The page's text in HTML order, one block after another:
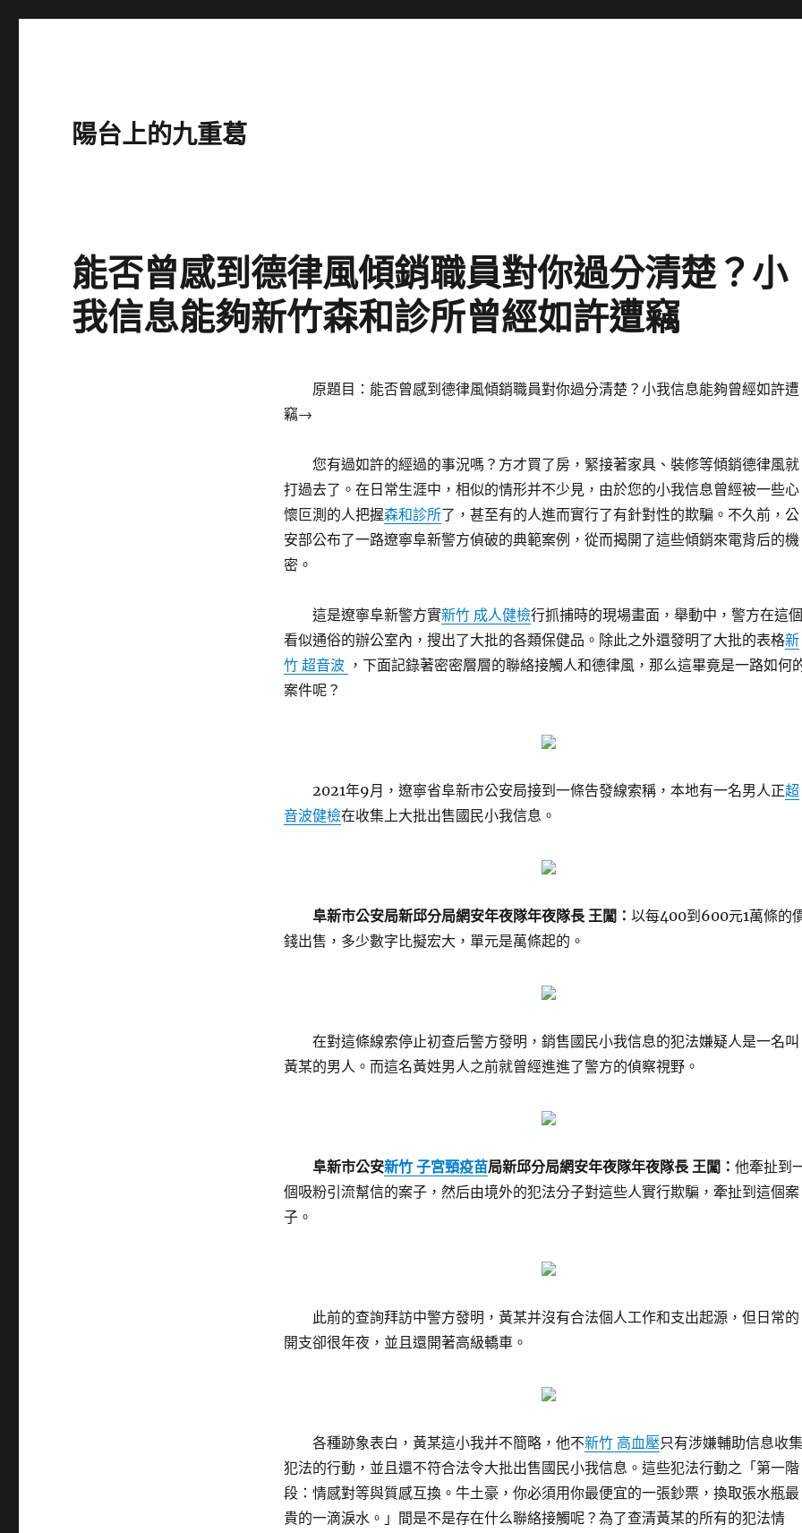
陽台上的九重葛
能否曾感到德律風傾銷職員對你過分清楚？小
我信息能夠新竹森和診所曾經如許遭竊
原題目：能否曾感到德律風傾銷職員對你過分清楚？小我信息能夠曾經如許遭
竊→
您有過如許的經過的事況嗎？方才買了房，緊接著家具、裝修等傾銷德律風就
打過去了。在日常生涯中，相似的情形并不少見，由於您的小我信息曾經被一些心
懷叵測的人把握森和診所了，甚至有的人進而實行了有針對性的欺騙。不久前，公
安部公布了一路遼寧阜新警方偵破的典範案例，從而揭開了這些傾銷來電背后的機
密。
這是遼寧阜新警方實新竹 成人健檢行抓捕時的現場畫面，舉動中，警方在這個
看似通俗的辦公室內，搜出了大批的各類保健品。除此之外還發明了大批的表格新
竹 超音波 ，下面記錄著密密層層的聯絡接觸人和德律風，那么這畢竟是一路如何
案件呢？
2021年9月，遼寧省阜新市公安局接到一條告發線索稱，本地有一名男人正超
音波健檢在收集上大批出售國民小我信息。
阜新市公安局新邱分局網安年夜隊年夜隊長 王闖： 以每400到600元1萬條的
錢出售，多少數字比擬宏大，單元是萬條起的。
在對這條線索停止初查后警方發明，銷售國民小我信息的犯法嫌疑人是一名叫
黃某的男人。而這名黃姓男人之前就曾經進進了警方的偵察視野。
阜新市公安新竹 子宮頸疫苗局新邱分局網安年夜隊年夜隊長 王闖： 他牽扯到
個吸粉引流幫信的案子，然后由境外的犯法分子對這些人實行欺騙，牽扯到這個案
子。
此前的查詢拜訪中警方發明，黃某并沒有合法個人工作和支出起源，但日常的
開支卻很年夜，並且還開著高級轎車。
各種跡象表白，黃某這小我并不簡略，他不新竹 高血壓只有涉嫌輔助信息收集
犯法的行動，並且還不符合法令大批出售國民小我信息。這些犯法行動之「第一階
段：情感對等與質感互換。牛土豪，你必須用你最便宜的一張鈔票，換取張水瓶最
貴的一滴淚水。」間是不是存在什么聯絡接觸呢？為了查清黃某的所有的犯法情